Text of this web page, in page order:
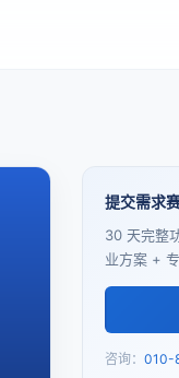
提交需求
30 天完整
业方案 + 专
咨询： 010-